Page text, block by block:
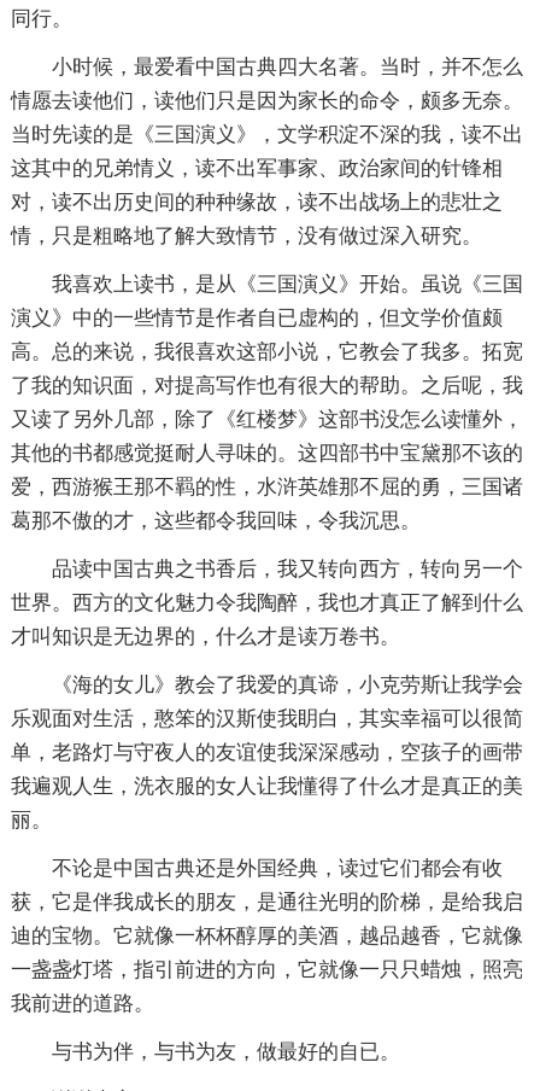
同行。
小时候，最爱看中国古典四大名著。当时，并不怎么
情愿去读他们，读他们只是因为家长的命令，颇多无奈。
当时先读的是《三国演义》，文学积淀不深的我，读不出
这其中的兄弟情义，读不出军事家、政治家间的针锋相
对，读不出历史间的种种缘故，读不出战场上的悲壮之
情，只是粗略地了解大致情节，没有做过深入研究。
我喜欢上读书，是从《三国演义》开始。虽说《三国
演义》中的一些情节是作者自已虚构的，但文学价值颇
高。总的来说，我很喜欢这部小说，它教会了我多。拓宽
了我的知识面，对提高写作也有很大的帮助。之后呢，我
又读了另外几部，除了《红楼梦》这部书没怎么读懂外，
其他的书都感觉挺耐人寻味的。这四部书中宝黛那不该的
爱，西游猴王那不羁的性，水浒英雄那不屈的勇，三国诸
葛那不傲的才，这些都令我回味，令我沉思。
品读中国古典之书香后，我又转向西方，转向另一个
世界。西方的文化魅力令我陶醉，我也才真正了解到什么
才叫知识是无边界的，什么才是读万卷书。
《海的女儿》教会了我爱的真谛，小克劳斯让我学会
乐观面对生活，憨笨的汉斯使我眀白，其实幸福可以很简
单，老路灯与守夜人的友谊使我深深感动，空孩子的画带
我遍观人生，洗衣服的女人让我懂得了什么才是真正的美
丽。
不论是中国古典还是外国经典，读过它们都会有收
获，它是伴我成长的朋友，是通往光明的阶梯，是给我启
迪的宝物。它就像一杯杯醇厚的美酒，越品越香，它就像
一盏盏灯塔，指引前进的方向，它就像一只只蜡烛，照亮
我前进的道路。
与书为伴，与书为友，做最好的自已。